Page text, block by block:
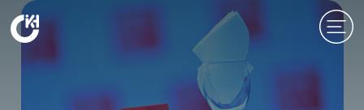
Zum
Inhalt
springen